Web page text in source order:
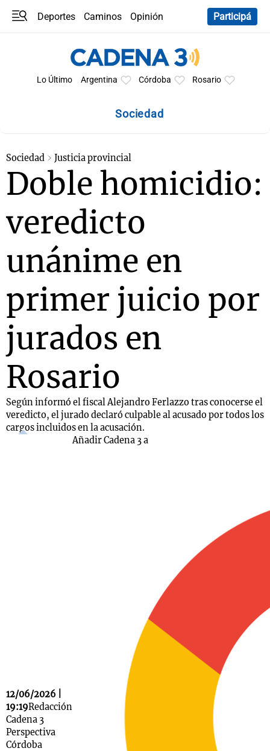
Deportes Caminos
Opinión
Participá
Lo Último Argentina Córdoba Rosario
Sociedad
Sociedad Justicia provincial
Doble homicidio:
veredicto
unánime en
primer juicio por
jurados en
Rosario
Según informó el fiscal Alejandro Ferlazzo tras conocerse el
veredicto, el jurado declaró culpable al acusado por todos los
cargos incluidos en la acusación.
12/06/2026 |
19:19Redacción
Cadena 3
Perspectiva
Córdoba
Añadir Cadena 3 a